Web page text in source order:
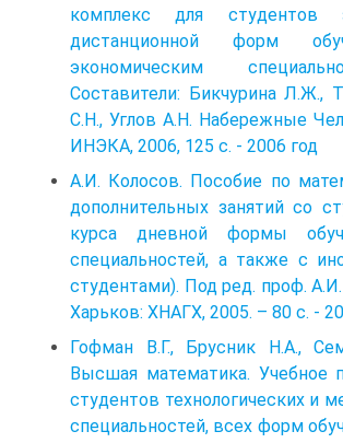
комплекс для студентов
дистанционной форм
экономическим
Составители: Бикчурина Л.Ж.,
С.Н., Углов А.Н. Набережные
ИНЭКА, 2006, 125 с. - 2006 год
А.И. Колосов. Пособие по
дополнительных занятий со
курса дневной формы
специальностей, а также с
студентами). Под ред. проф.
Харьков: ХНАГХ, 2005. – 80 с. -
Гофман В.Г., Брусник Н.А.,
Высшая математика. Учебное
студентов технологических и
специальностей, всех форм